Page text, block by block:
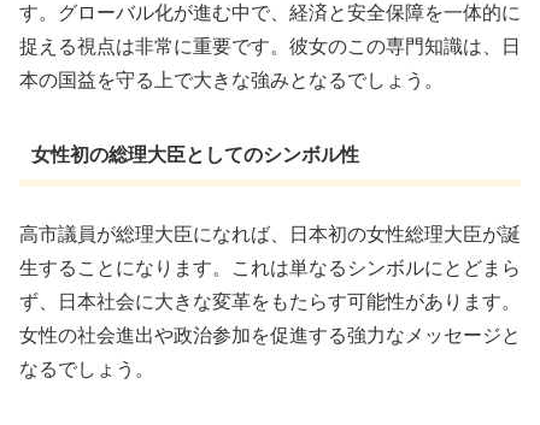
す。グローバル化が進む中で、経済と安全保障を一体的に
捉える視点は非常に重要です。彼女のこの専門知識は、日
本の国益を守る上で大きな強みとなるでしょう。
女性初の総理大臣としてのシンボル性
高市議員が総理大臣になれば、日本初の女性総理大臣が誕
生することになります。これは単なるシンボルにとどまら
ず、日本社会に大きな変革をもたらす可能性があります。
女性の社会進出や政治参加を促進する強力なメッセージと
なるでしょう。